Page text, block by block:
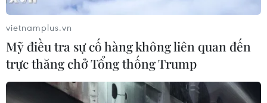
vietnamplus.vn
Mỹ điều tra sự cố hàng không liên quan đến
trực thăng chở Tổng thống Trump